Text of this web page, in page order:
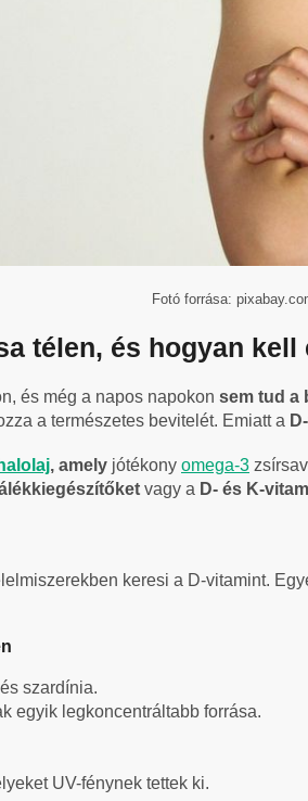
Fotó forrása:
télen, és hogyan kell
és még a napos napokon sem tud a
a természetes bevitelét. Emiatt a
halolaj, amely jótékony omega-3
vagy a D- és K-
keresi a D-vitamint.
szardínia.
egyik legkoncentráltabb forrása.
UV-fénynek tettek ki.